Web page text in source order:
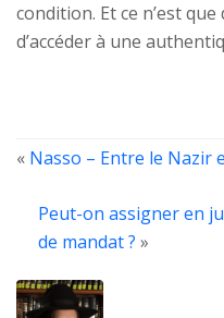
condition. Et ce n’est
d’accéder à une
« Nasso – Entre le Nazir
Peut-on assigner en
de mandat ? »
ABOUT
AUTHOR